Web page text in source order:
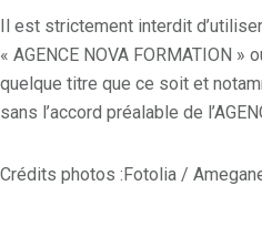
Il est strictement interdit
« AGENCE NOVA FORMATION
quelque titre que ce soit et
sans l’accord préalable de
Crédits photos :Fotolia /